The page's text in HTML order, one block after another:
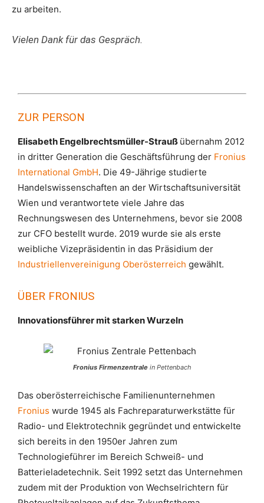
zu arbeiten.
Vielen Dank für das Gespräch.
ZUR PERSON
Elisabeth Engelbrechtsmüller-Strauß übernahm 2012
in dritter Generation die Geschäftsführung der Fronius
International GmbH. Die 49-Jährige studierte
Handelswissenschaften an der Wirtschaftsuniversität
Wien und verantwortete viele Jahre das
Rechnungswesen des Unternehmens, bevor sie 2008
zur CFO bestellt wurde. 2019 wurde sie als erste
weibliche Vizepräsidentin in das Präsidium der
Industriellenvereinigung Oberösterreich gewählt.
ÜBER FRONIUS
Innovationsführer mit starken Wurzeln
Fronius Firmenzentralein Pettenbach
Das oberösterreichische Familienunternehmen
Fronius wurde 1945 als Fachreparaturwerkstätte für
Radio- und Elektrotechnik gegründet und entwickelte
sich bereits in den 1950er Jahren zum
Technologieführer im Bereich Schweiß- und
Batterieladetechnik. Seit 1992 setzt das Unternehmen
zudem mit der Produktion von Wechselrichtern für